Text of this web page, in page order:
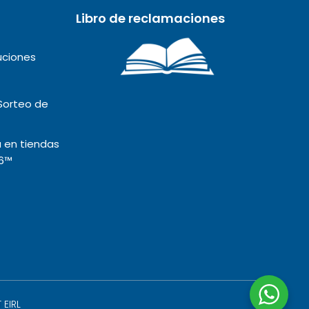
de
tiendas
Libro de reclamaciones